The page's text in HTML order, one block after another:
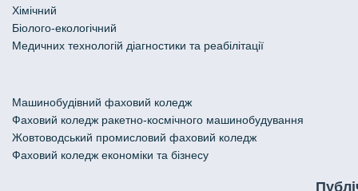
Хімічний
Біолого-екологічний
Медичних технологій діагностики та реабілітації
Машинобудівний фаховий коледж
Фаховий коледж ракетно-космічного машинобудування
Жовтоводський промисловий фаховий коледж
Фаховий коледж економіки та бізнесу